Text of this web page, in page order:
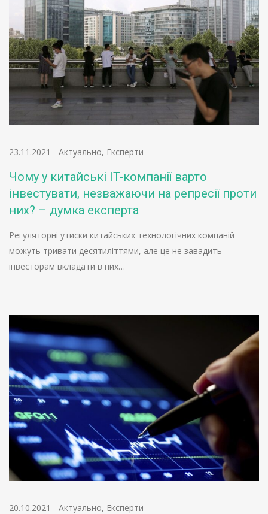
23.11.2021 - Актуально, Експерти
Чому у китайські IT-компанії варто
інвестувати, незважаючи на репресії проти
них? – думка експерта
Регуляторні утиски китайських технологічних компаній
можуть тривати десятиліттями, але це не завадить
інвесторам вкладати в них…
20.10.2021 - Актуально, Експерти